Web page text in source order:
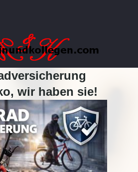
wir haben sie!